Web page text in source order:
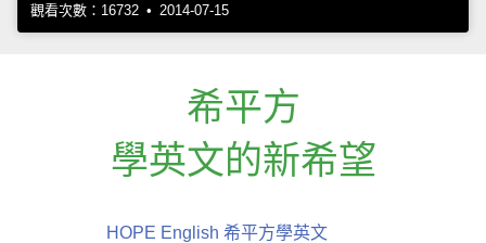
觀看次數：16732 • 2014-07-15
希平方
學英文的新希望
HOPE English 希平方學英文